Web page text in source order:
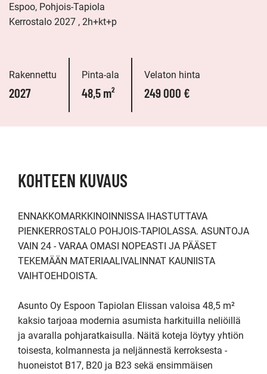
Espoo, Pohjois-Tapiola
Kerrostalo 2027 , 2h+kt+p
Rakennettu
2027
Pinta-ala
48,5 m²
Velaton hinta
249 000 €
KOHTEEN KUVAUS
ENNAKKOMARKKINOINNISSA IHASTUTTAVA
PIENKERROSTALO POHJOIS-TAPIOLASSA. ASUNTOJA
VAIN 24 - VARAA OMASI NOPEASTI JA PÄÄSET
TEKEMÄÄN MATERIAALIVALINNAT KAUNIISTA
VAIHTOEHDOISTA.
Asunto Oy Espoon Tapiolan Elissan valoisa 48,5 m²
kaksio tarjoaa modernia asumista harkituilla neliöillä
ja avaralla pohjaratkaisulla. Näitä koteja löytyy yhtiön
toisesta, kolmannesta ja neljännestä kerroksesta -
huoneistot B17, B20 ja B23 sekä ensimmäisen